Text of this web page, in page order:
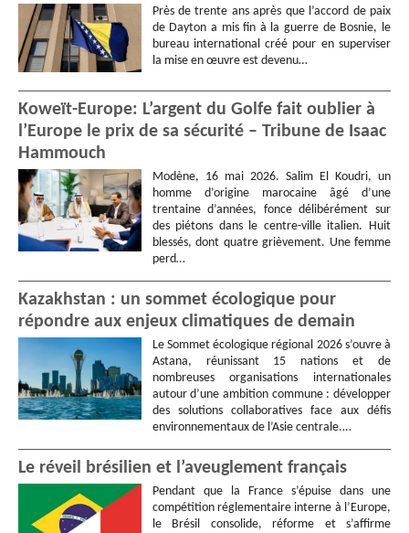
Près de trente ans après que l’accord de paix
de Dayton a mis fin à la guerre de Bosnie, le
bureau international créé pour en superviser
la mise en œuvre est devenu…
Koweït-Europe: L’argent du Golfe fait oublier à
l’Europe le prix de sa sécurité – Tribune de Isaac
Hammouch
Modène, 16 mai 2026. Salim El Koudri, un
homme d’origine marocaine âgé d’une
trentaine d’années, fonce délibérément sur
des piétons dans le centre-ville italien. Huit
blessés, dont quatre grièvement. Une femme
perd…
Kazakhstan : un sommet écologique pour
répondre aux enjeux climatiques de demain
Le Sommet écologique régional 2026 s’ouvre à
Astana, réunissant 15 nations et de
nombreuses organisations internationales
autour d’une ambition commune : développer
des solutions collaboratives face aux défis
environnementaux de l’Asie centrale.…
Le réveil brésilien et l’aveuglement français
Pendant que la France s’épuise dans une
compétition réglementaire interne à l’Europe,
le Brésil consolide, réforme et s’affirme